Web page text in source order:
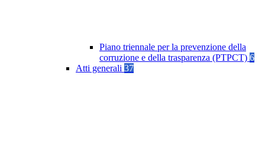
Piano triennale per la prevenzione della
corruzione e della trasparenza (PTPCT) 6
Atti generali 37